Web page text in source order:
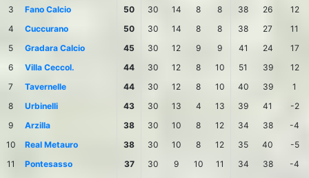
3
Fano Calcio 50 30 14 8 8 38 26
12
4
Cuccurano 50 30 14 8 8 38 27
11
5
Gradara Calcio 45 30 12 9 9 41 24
17
6
Villa Ceccol. 44 30 12 8 10 51 39
12
7
Tavernelle 44 30 12 8 10 40 39
1
8
Urbinelli 43 30 13 4 13 39 41
-2
9
Arzilla 38 30 10 8 12 34 38
-4
10
Real Metauro 38 30 10 8 12 35 40
-5
11
Pontesasso 37 30 9 10 11 34 38
-4